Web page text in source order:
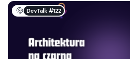
DevTalk #122